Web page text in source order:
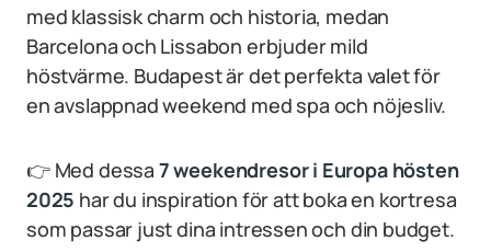
med klassisk charm och historia, medan
Barcelona och Lissabon erbjuder mild
höstvärme. Budapest är det perfekta valet för
en avslappnad weekend med spa och nöjesliv.
👉 Med dessa 7 weekendresor i Europa hösten
2025 har du inspiration för att boka en kortresa
som passar just dina intressen och din budget.